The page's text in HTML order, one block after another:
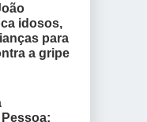
idosos,
para
a gripe